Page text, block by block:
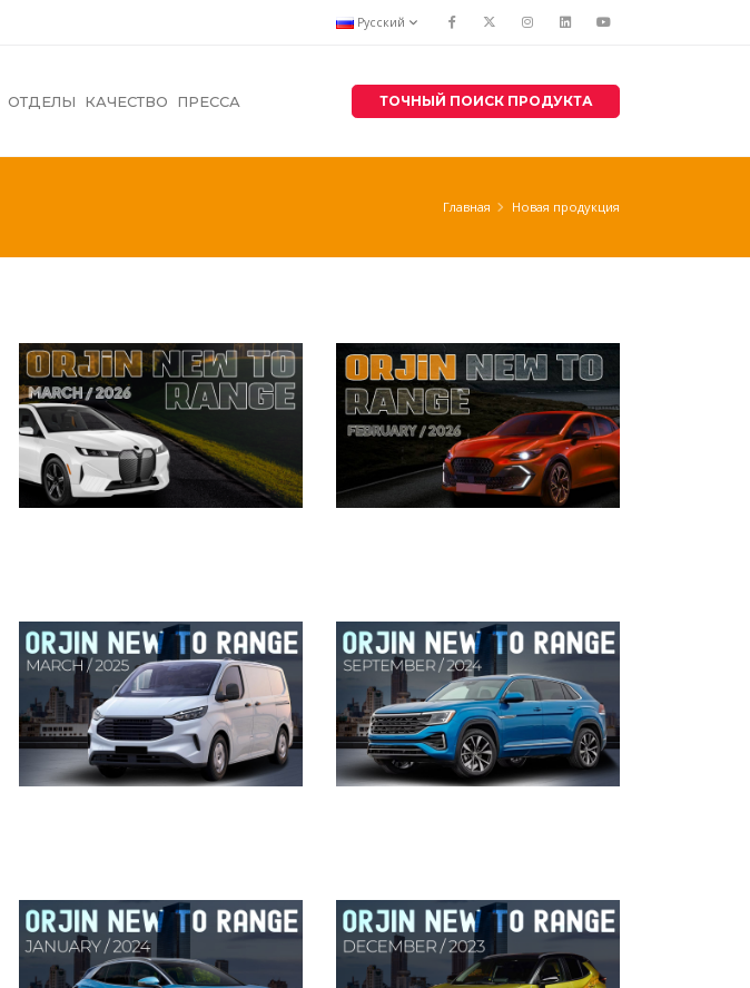
Русский
ОТДЕЛЫ КАЧЕСТВО ПРЕССА ТОЧНЫЙ ПОИСК ПРОДУКТА
Главная Новая продукция